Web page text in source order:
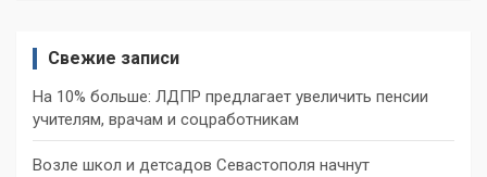
Свежие записи
На 10% больше: ЛДПР предлагает увеличить пенсии
учителям, врачам и соцработникам
Возле школ и детсадов Севастополя начнут